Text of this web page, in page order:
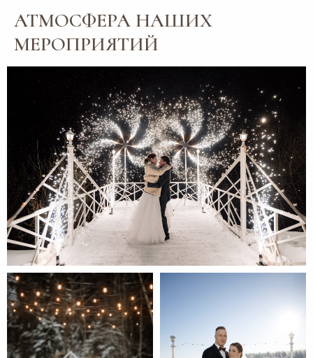
АТМОСФЕРА НАШИХ
МЕРОПРИЯТИЙ